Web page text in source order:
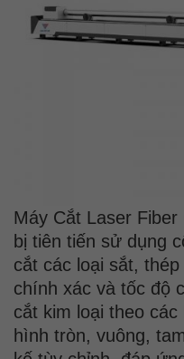
Máy Cắt Laser
bị tiên tiến sử dụng
cắt các loại sắt,
chính xác và tốc độ
cắt kim loại theo
hình tròn, vuông,